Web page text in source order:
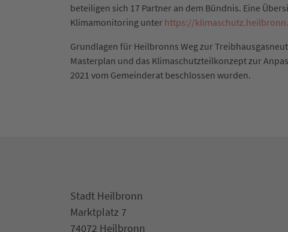
beteiligen sich 17 Partner an dem Bündnis. Eine
Klimamonitoring unter https://
Grundlagen für Heilbronns Weg zur
Masterplan und das Klimaschutzteilkonzept zur
2021 vom Gemeinderat beschlossen wurden.
Stadt Heilbronn
Marktplatz 7
74072 Heilbronn